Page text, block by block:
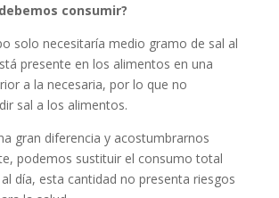
consumir?
solo necesitaría medio gramo de sal al
presente en los alimentos en una
a la necesaria, por lo que no
sal a los alimentos.
gran diferencia y acostumbrarnos
podemos sustituir el consumo total
día, esta cantidad no presenta riesgos